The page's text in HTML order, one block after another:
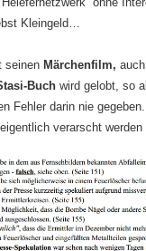
Kleingeld…
seinen Märchenfilm, auch
Buch wird gelobt, so
Fehler darin nie
verarscht werden